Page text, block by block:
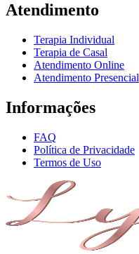
Atendimento
Terapia Individual
Terapia de Casal
Atendimento Online
Atendimento Presencial
Informações
FAQ
Política de Privacidade
Termos de Uso